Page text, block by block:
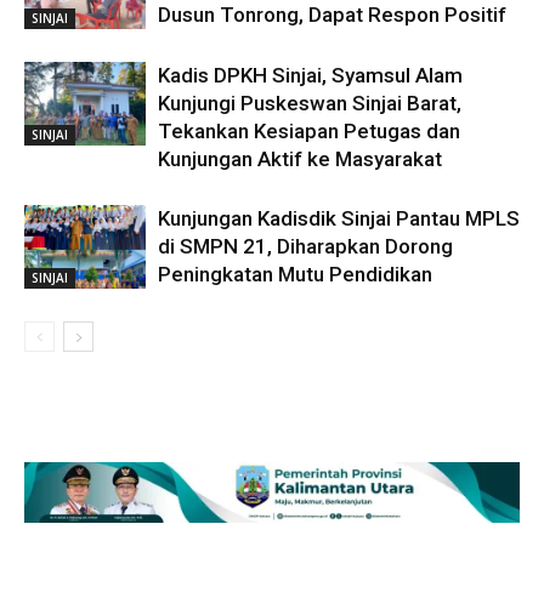
SINJAI
Dusun Tonrong, Dapat Respon Positif
SINJAI
Kadis DPKH Sinjai, Syamsul Alam
Kunjungi Puskeswan Sinjai Barat,
Tekankan Kesiapan Petugas dan
Kunjungan Aktif ke Masyarakat
SINJAI
Kunjungan Kadisdik Sinjai Pantau MPLS
di SMPN 21, Diharapkan Dorong
Peningkatan Mutu Pendidikan